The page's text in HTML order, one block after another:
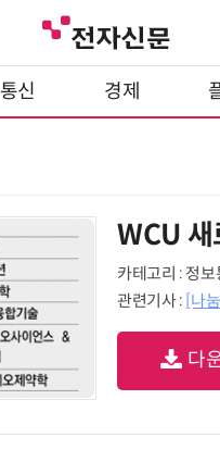
통신 경제
WCU 새
카테고리 : 정보
관련기사 : [나
다